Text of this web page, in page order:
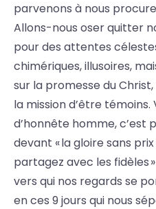
parvenons à nous
Allons-nous oser quitter
pour des attentes
chimériques, illusoires,
sur la promesse du
la mission d’être témoins.
d’honnête homme, c’est
devant « la gloire sans
partagez avec les fidèles
vers qui nos regards se
en ces 9 jours qui nous